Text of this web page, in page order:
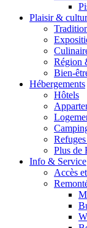
Plaisir &
Région
Bien-
Hébergements
Hôtels
Plus de
Info & Service
Accès